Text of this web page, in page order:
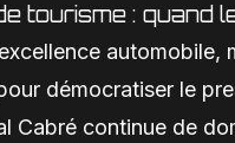
tourisme : quand
démocratiser le
Cabré continue de